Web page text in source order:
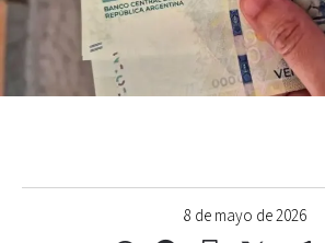
8 de mayo de 2026